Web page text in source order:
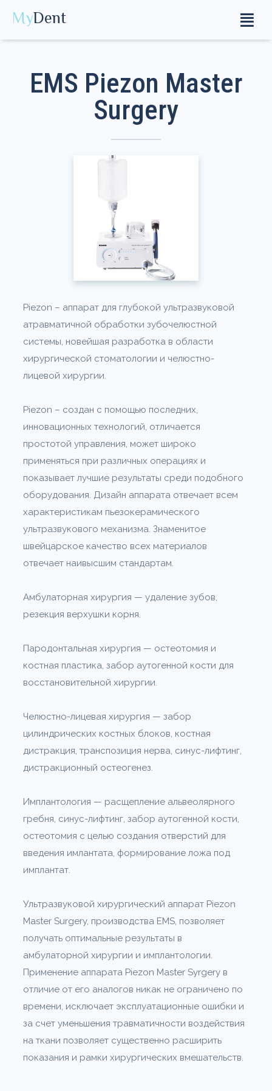
MyDent Меню
EMS Piezon Master
Surgery
Piezon – аппарат для глубокой ультразвуковой
атравматичной обработки зубочелюстной
системы, новейшая разработка в области
хирургической стоматологии и челюстно-
лицевой хирургии.
Piezon – создан с помощью последних,
инновационных технологий, отличается
простотой управления, может широко
применяться при различных операциях и
показывает лучшие результаты среди подобного
оборудования. Дизайн аппарата отвечает всем
характеристикам пьезокерамического
ультразвукового механизма. Знаменитое
швейцарское качество всех материалов
отвечает наивысшим стандартам.
Амбулаторная хирургия — удаление зубов,
резекция верхушки корня.
Пародонтальная хирургия — остеотомия и
костная пластика, забор аутогенной кости для
восстановительной хирургии.
Челюстно-лицевая хирургия — забор
цилиндрических костных блоков, костная
дистракция, транспозиция нерва, синус-лифтинг,
дистракционный остеогенез.
Имплантология — расщепление альвеолярного
гребня, синус-лифтинг, забор аутогенной кости,
остеотомия с целью создания отверстий для
введения имлантата, формирование ложа под
имплантат.
Ультразвуковой хирургический аппарат Piezon
Master Surgery, производства EMS, позволяет
получать оптимальные результаты в
амбулаторной хирургии и имплантологии.
Применение аппарата Piezon Master Syrgery в
отличие от его аналогов никак не ограничено по
времени, исключает эксплуатационные ошибки и
за счет уменьшения травматичности воздействия
на ткани позволяет существенно расширить
показания и рамки хирургических вмешательств.